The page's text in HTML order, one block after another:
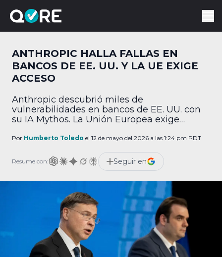
ANTHROPIC HALLA FALLAS EN
BANCOS DE EE. UU. Y LA UE EXIGE
ACCESO
Anthropic descubrió miles de
vulnerabilidades en bancos de EE. UU. con
su IA Mythos. La Unión Europea exige
Por Humberto Toledo el 12 de mayo del 2026 a las 1:24 pm PDT
Resume con: Seguir en